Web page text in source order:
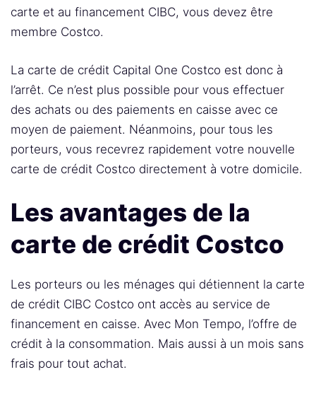
carte et au financement CIBC, vous devez être
membre Costco.
La carte de crédit Capital One Costco est donc à
l’arrêt. Ce n’est plus possible pour vous effectuer
des achats ou des paiements en caisse avec ce
moyen de paiement. Néanmoins, pour tous les
porteurs, vous recevrez rapidement votre nouvelle
carte de crédit Costco directement à votre domicile.
Les avantages de la
carte de crédit Costco
Les porteurs ou les ménages qui détiennent la carte
de crédit CIBC Costco ont accès au service de
financement en caisse. Avec Mon Tempo, l’offre de
crédit à la consommation. Mais aussi à un mois sans
frais pour tout achat.